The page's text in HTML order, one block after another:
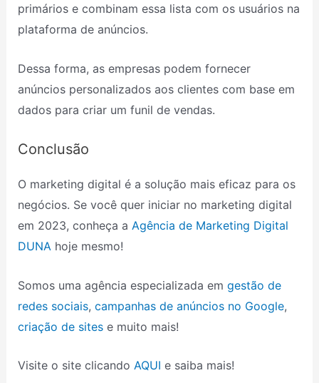
primários e combinam essa lista com os usuários na
plataforma de anúncios.
Dessa forma, as empresas podem fornecer
anúncios personalizados aos clientes com base em
dados para criar um funil de vendas.
Conclusão
O marketing digital é a solução mais eficaz para os
negócios. Se você quer iniciar no marketing digital
em 2023, conheça a Agência de Marketing Digital
DUNAhoje mesmo!
Somos uma agência especializada em gestão de
redes sociais, campanhas de anúncios no Google,
criação de sitese muito mais!
Visite o site clicando AQUI e saiba mais!